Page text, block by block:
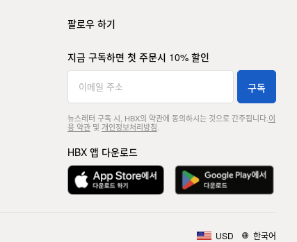
팔로우 하기
지금 구독하면 첫 주문시 10% 할인
구독
뉴스레터 구독 시, HBX의 약관에 동의하시는 것으로 간주됩니다. 이
용 약관및 개인정보처리방침
HBX 앱 다운로드
USD 한국어